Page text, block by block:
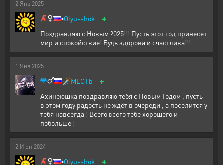
2 Янв 2025
▪️Olyu-shok +
Поздравляю с Новым 2025!!! Пусть этот год принесет
мир и спокойствие! Будь здорова и счастлива!!!
1 Янв 2025
🗡️MECTb +
Ахинеюшка поздравляю тебя с Новым Годом , пусть
в этом году радость не ждёт в очереди , а поселится у
тебя навсегда ! Всего всего тебе хорошего и
побольше !
2 Июн 2024
▪️Olyu-shok +